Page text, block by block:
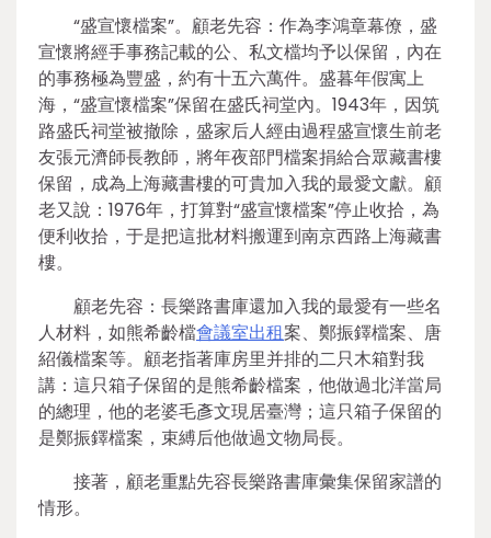
“盛宣懷檔案”。顧老先容：作為李鴻章幕僚，盛
宣懷將經手事務記載的公、私文檔均予以保留，內在
的事務極為豐盛，約有十五六萬件。盛暮年假寓上
海，“盛宣懷檔案”保留在盛氏祠堂內。1943年，因筑
路盛氏祠堂被撤除，盛家后人經由過程盛宣懷生前老
友張元濟師長教師，將年夜部門檔案捐給合眾藏書樓
保留，成為上海藏書樓的可貴加入我的最愛文獻。顧
老又說：1976年，打算對“盛宣懷檔案”停止收拾，為
便利收拾，于是把這批材料搬運到南京西路上海藏書
樓。
顧老先容：長樂路書庫還加入我的最愛有一些名
人材料，如熊希齡檔會議室出租案、鄭振鐸檔案、唐
紹儀檔案等。顧老指著庫房里并排的二只木箱對我
講：這只箱子保留的是熊希齡檔案，他做過北洋當局
的總理，他的老婆毛彥文現居臺灣；這只箱子保留的
是鄭振鐸檔案，束縛后他做過文物局長。
接著，顧老重點先容長樂路書庫彙集保留家譜的
情形。